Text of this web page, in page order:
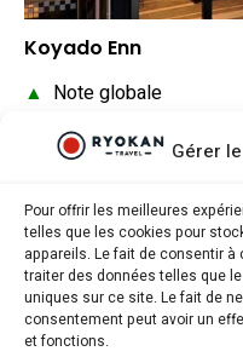
Gérer
Pour offrir les meilleures
telles que les cookies pour
appareils. Le fait de consentir
traiter des données telles que
uniques sur ce site. Le fait de
consentement peut avoir un
et fonctions.
Koyado Enn
▲ Note globale
Rapport qualité/prix
Ryokantravel.fr ©